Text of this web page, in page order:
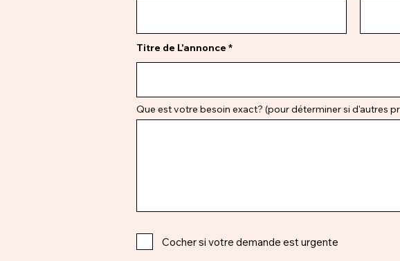
Titre de L'annonce
Que est votre besoin exact? (pour déterminer si d'autres
Cocher si votre demande est urgente